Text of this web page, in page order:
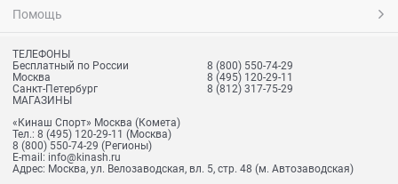
Помощь
ТЕЛЕФОНЫ
Бесплатный по России
8 (800) 550-74-29
Москва
8 (495) 120-29-11
Санкт-Петербург
8 (812) 317-75-29
МАГАЗИНЫ
«Кинаш Спорт» Москва (Комета)
Тел.: 8 (495) 120-29-11 (Москва)
8 (800) 550-74-29 (Регионы)
E-mail: info@kinash.ru
Адрес: Москва, ул. Велозаводская, вл. 5, стр. 48 (м. Автозаводская)